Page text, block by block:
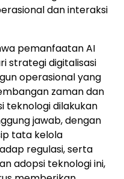
dan interaksi
pemanfaatan AI
strategi digitalisasi
operasional yang
zaman dan
teknologi dilakukan
jawab, dengan
tata kelola
regulasi, serta
adopsi teknologi ini,